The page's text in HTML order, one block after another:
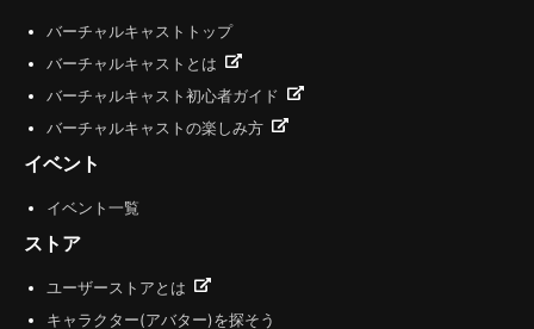
バーチャルキャストトップ
バーチャルキャストとは
バーチャルキャスト初心者ガイド
バーチャルキャストの楽しみ方
イベント
イベント一覧
ストア
ユーザーストアとは
キャラクター(アバター)を探そう